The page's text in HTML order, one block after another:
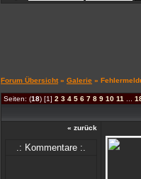
Forum Übersicht» Galerie »
Seiten: (18) [1] 2 3 4 5 6 7 8 9 10 11
« zurück
.: Kommentare :.